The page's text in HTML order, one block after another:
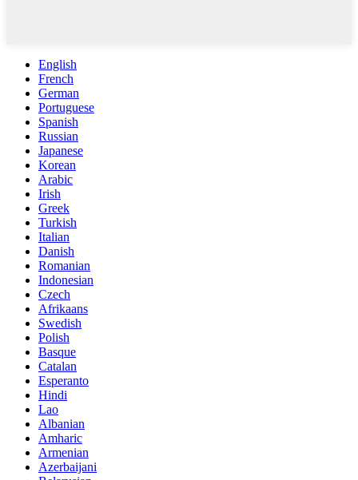
English
French
German
Portuguese
Spanish
Russian
Japanese
Korean
Arabic
Irish
Greek
Turkish
Italian
Danish
Romanian
Indonesian
Czech
Afrikaans
Swedish
Polish
Basque
Catalan
Esperanto
Hindi
Lao
Albanian
Amharic
Armenian
Azerbaijani